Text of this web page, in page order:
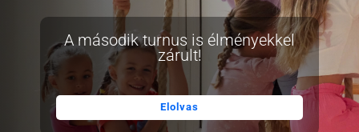
A második turnus is élményekkel
zárult!
Elolvas